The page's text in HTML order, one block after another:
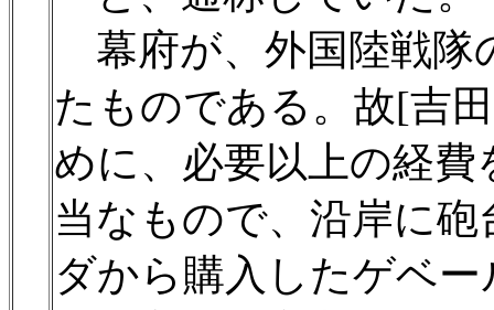
幕府が、外国陸戦隊
たものである。故[吉
めに、必要以上の経
当なもので、沿岸に
ダから購入したゲベ